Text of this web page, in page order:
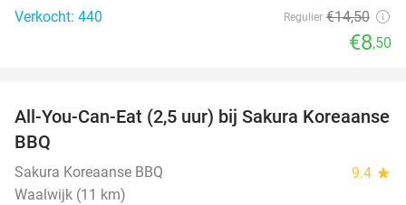
Verkocht: 440
Regulier €14,50
€8,50
19%
All-You-Can-Eat (2,5 uur) bij Sakura Koreaanse
BBQ
Sakura Koreaanse BBQ 9.4 star
Waalwijk (11 km)